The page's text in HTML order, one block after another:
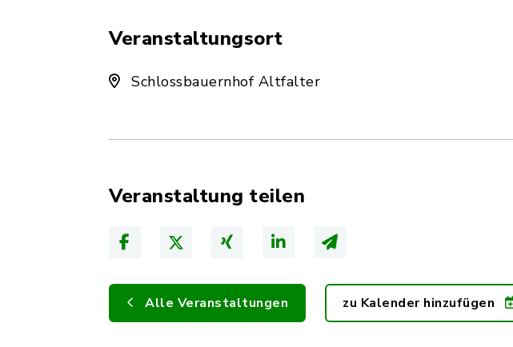
Veranstaltungsort
Schlossbauernhof Altfalter
Veranstaltung teilen
Alle Veranstaltungen zu Kalender hinzufügen